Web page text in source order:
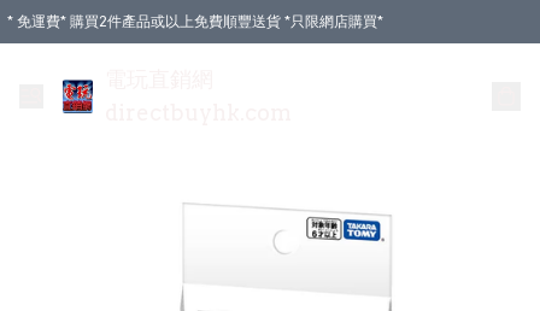
* 免運費* 購買2件產品或以上免費順豐送貨 *只限網店購買*